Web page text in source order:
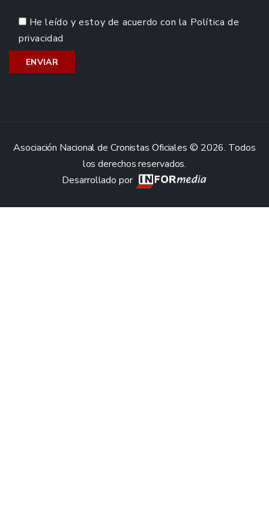
He leído y estoy de acuerdo con la Política de
privacidad
Asociación Nacional de Cronistas Oficiales © 2026. Todos
los derechos reservados.
Desarrollado por